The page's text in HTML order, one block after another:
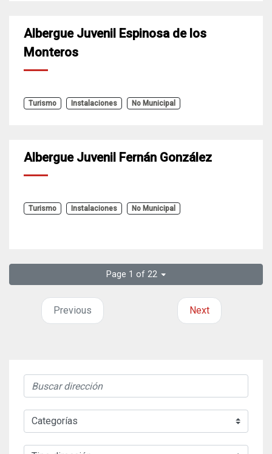
Albergue Juvenil Espinosa de los
Monteros
Turismo Instalaciones No Municipal
Albergue Juvenil Fernán González
Turismo Instalaciones No Municipal
Page 1 of 22
Previous Next